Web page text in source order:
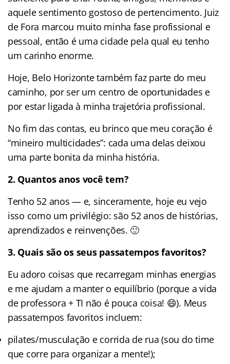
aquele sentimento gostoso de pertencimento. Juiz
de Fora marcou muito minha fase profissional e
pessoal, então é uma cidade pela qual eu tenho
um carinho enorme.
Hoje, Belo Horizonte também faz parte do meu
caminho, por ser um centro de oportunidades e
por estar ligada à minha trajetória profissional.
No fim das contas, eu brinco que meu coração é
“mineiro multicidades”: cada uma delas deixou
uma parte bonita da minha história.
2. Quantos anos você tem?
Tenho 52 anos — e, sinceramente, hoje eu vejo
isso como um privilégio: são 52 anos de histórias,
aprendizados e reinvenções. 🙂
3. Quais são os seus passatempos favoritos?
Eu adoro coisas que recarregam minhas energias
e me ajudam a manter o equilíbrio (porque a vida
de professora + TI não é pouca coisa! 😄). Meus
passatempos favoritos incluem:
pilates/musculação e corrida de rua (sou do time
que corre para organizar a mente!);